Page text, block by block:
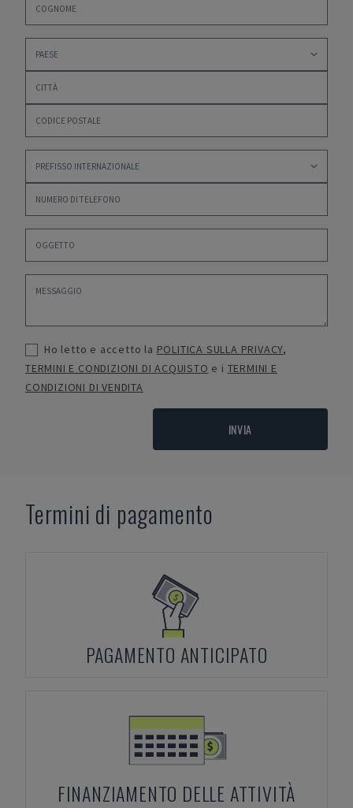
Ho letto e accetto la POLITICA SULLA PRIVACY,
TERMINI E CONDIZIONI DI ACQUISTO e i TERMINI E
CONDIZIONI DI VENDITA
INVIA
Termini di pagamento
PAGAMENTO ANTICIPATO
FINANZIAMENTO DELLE ATTIVITÀ